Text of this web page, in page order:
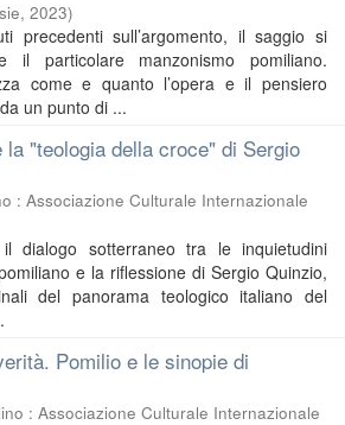
, 2023)
precedenti sull’argomento, il saggio si
il particolare manzonismo pomiliano.
come e quanto l’opera e il pensiero
un punto di ...
la "teologia della croce" di Sergio
: Associazione Culturale Internazionale
il dialogo sotterraneo tra le inquietudini
e la riflessione di Sergio Quinzio,
del panorama teologico italiano del
Pomilio e le sinopie di
: Associazione Culturale Internazionale